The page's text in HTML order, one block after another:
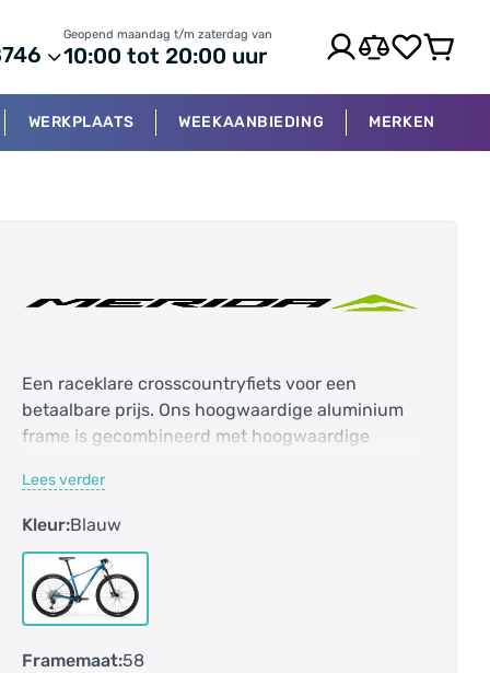
Geopend maandag t/m zaterdag van
10:00 tot 20:00 uur
WERKPLAATS WEEKAANBIEDING MERKEN
Een raceklare crosscountryfiets voor een
betaalbare prijs. Ons hoogwaardige aluminium
frame is gecombineerd met hoogwaardige
voor betrouwbare prestaties en veel
rijplezier.Hoogwaardige aluminium hardtail met
BIG.NINE 600 is een lichtgewicht en raceklare
aluminium hardtail die klaar is voor je volgende
offroad-avontuur. In combinatie met een 100
Lees verder
Kleur:Blauw
Framemaat:58